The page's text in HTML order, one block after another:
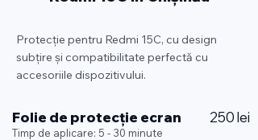
Protecție pentru Redmi 15C, cu design
subțire și compatibilitate perfectă cu
accesoriile dispozitivului.
Folie de protecție ecran 250 lei
Timp de aplicare: 5 - 30 minute